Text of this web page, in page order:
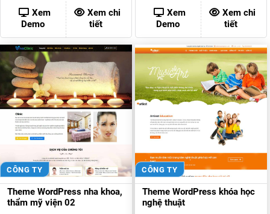
900,000 ₫.là:
200,000 ₫.
Xem
Demo
Xem chi
tiết
900,000 ₫.là:
Xem
Demo
Xem chi
tiết
CÔNG TY
Theme WordPress nha khoa,
thẩm mỹ viện 02
CÔNG TY
Theme WordPress khóa học
nghệ thuật